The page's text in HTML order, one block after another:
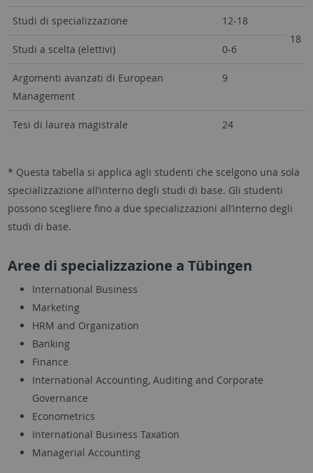
Studi di specializzazione
12-18
18
Studi a scelta (elettivi) 0-6
Argomenti avanzati di European
Management
9
Tesi di laurea magistrale 24
* Questa tabella si applica agli studenti che scelgono una sola
specializzazione all’interno degli studi di base. Gli studenti
possono scegliere fino a due specializzazioni all’interno degli
studi di base.
Aree di specializzazione a Tübingen
International Business
Marketing
HRM and Organization
Banking
Finance
International Accounting, Auditing and Corporate
Governance
Econometrics
International Business Taxation
Managerial Accounting